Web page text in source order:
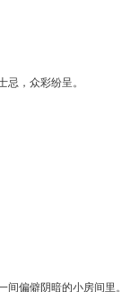
，众彩纷呈。
间偏僻阴暗的小房间里